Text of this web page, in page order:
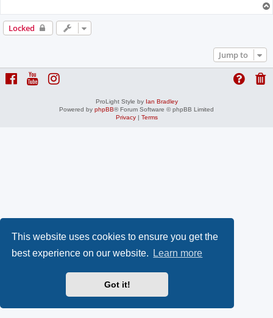
This website uses cookies to ensure you get the
best experience on our website.
Learn more
Got it!
Locked
Jump to
ProLight Style by Ian Bradley
Powered by phpBB® Forum Software © phpBB Limited
Privacy| Terms